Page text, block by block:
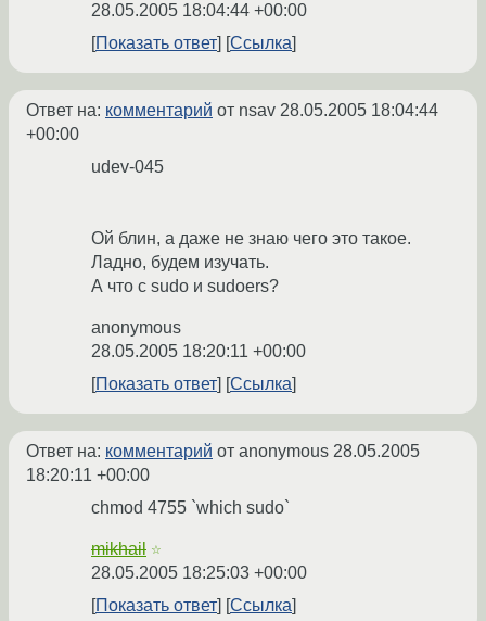
28.05.2005 18:04:44 +00:00
Показать ответ
Ссылка
Ответ на: комментарий от nsav 28.05.2005 18:04:44
+00:00
udev-045
Ой блин, а даже не знаю чего это такое.
Ладно, будем изучать.
А что с sudo и sudoers?
anonymous
28.05.2005 18:20:11 +00:00
Показать ответ
Ссылка
Ответ на: комментарий от anonymous 28.05.2005
18:20:11 +00:00
chmod 4755 `which sudo`
mikhail ☆
28.05.2005 18:25:03 +00:00
Показать ответ
Ссылка